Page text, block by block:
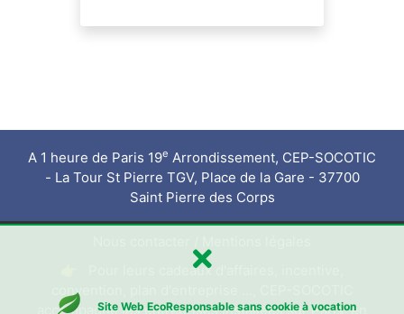
Site Web EcoResponsable sans cookie à vocation
A 1 heure de Paris 19e Arrondissement, CEP-SOCOTIC
- La Tour St Pierre TGV, Place de la Gare - 37700
Saint Pierre des Corps
👉 Pour leurs cadeaux d'affaires, incentive,
convention, plan d'entreprise ..., CEP-SOCOTIC
accompagne les entreprises installées sur Paris, en